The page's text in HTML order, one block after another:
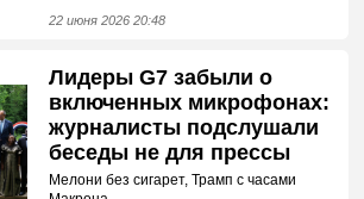
22 июня 2026 20:48
Лидеры G7 забыли о
включенных микрофонах:
журналисты подслушали
беседы не для прессы
Мелони без сигарет, Трамп с часами